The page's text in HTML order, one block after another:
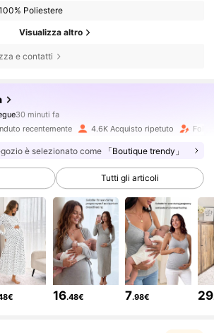
Poliestere
Visualizza altro
e contatti
navigando
Follower
Follower
Follower
Follower
recentemente 4.6K Acquisto ripetuto
è selezionato come 「Boutique trendy」
Tutti gli articoli
16.48€ 7.98€ 29